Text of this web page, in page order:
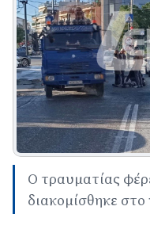
Ο τραυματίας
διακομίσθηκε στο